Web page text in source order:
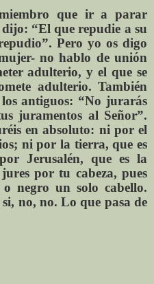
que ir a parar
“El que repudie a su
Pero yo os digo
no hablo de unión
adulterio, y el que se
adulterio. También
antiguos: “No jurarás
juramentos al Señor”.
en absoluto: ni por el
ni por la tierra, que es
Jerusalén, que es la
por tu cabeza, pues
negro un solo cabello.
no, no. Lo que pasa de